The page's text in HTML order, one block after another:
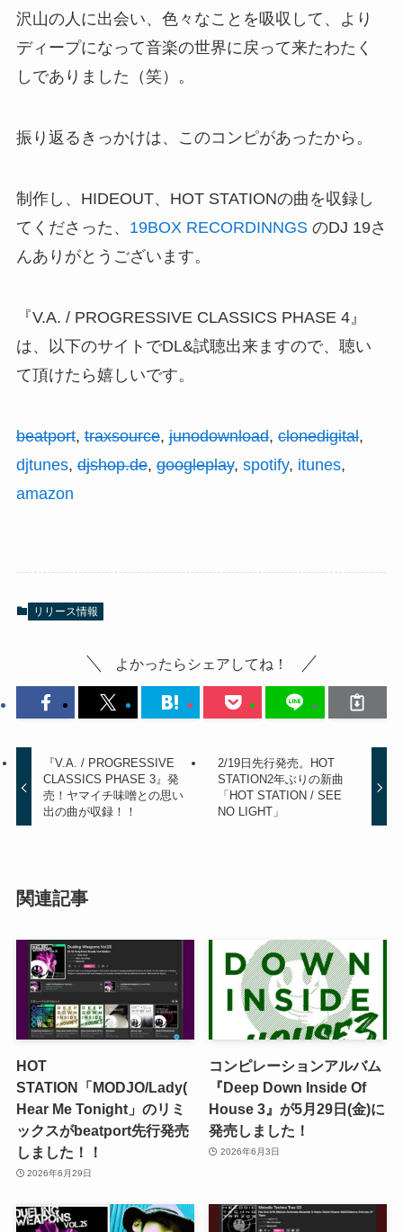
沢山の人に出会い、色々なことを吸収して、より
ディープになって音楽の世界に戻って来たわたく
しでありました（笑）。
振り返るきっかけは、このコンピがあったから。
制作し、HIDEOUT、HOT STATIONの曲を収録し
てくださった、 19BOX RECORDINNGSのDJ 19さ
んありがとうございます。
『V.A. / PROGRESSIVE CLASSICS PHASE 4』
は、以下のサイトでDL&試聴出来ますので、聴い
て頂けたら嬉しいです。
beatport, traxsource, junodownload, clonedigital,
djtunes, djshop.de, googleplay, spotify, itunes,
amazon
リリース情報
よかったらシェアしてね！
『V.A. / PROGRESSIVE
CLASSICS PHASE 3』発
売！ヤマイチ味噌との思い
出の曲が収録！！
2/19日先行発売。HOT
STATION2年ぶりの新曲
「HOT STATION / SEE
NO LIGHT」
関連記事
HOT
STATION「MODJO/Lady(
Hear Me Tonight」のリミ
ックスがbeatport先行発売
しました！！
2026年6月29日
コンピレーションアルバム
『Deep Down Inside Of
House 3』が5月29日(金)に
発売しました！
2026年6月3日